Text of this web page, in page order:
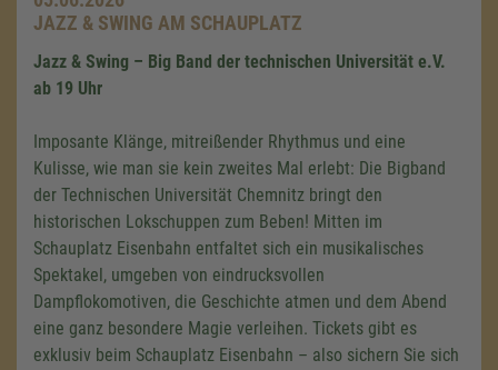
JAZZ & SWING AM SCHAUPLATZ
Jazz & Swing – Big Band der technischen Universität e.V.
ab 19 Uhr
Imposante Klänge, mitreißender Rhythmus und eine
Kulisse, wie man sie kein zweites Mal erlebt: Die Bigband
der Technischen Universität Chemnitz bringt den
historischen Lokschuppen zum Beben! Mitten im
Schauplatz Eisenbahn entfaltet sich ein musikalisches
Spektakel, umgeben von eindrucksvollen
Dampflokomotiven, die Geschichte atmen und dem Abend
eine ganz besondere Magie verleihen. Tickets gibt es
exklusiv beim Schauplatz Eisenbahn – also sichern Sie sich